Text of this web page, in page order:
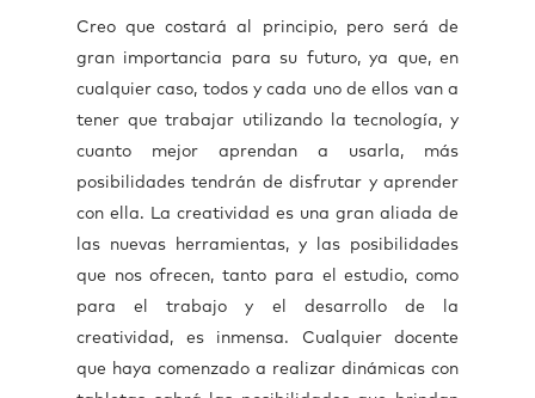
Creo que costará al principio, pero será de
gran importancia para su futuro, ya que, en
cualquier caso, todos y cada uno de ellos van a
tener que trabajar utilizando la tecnología, y
cuanto mejor aprendan a usarla, más
posibilidades tendrán de disfrutar y aprender
con ella. La creatividad es una gran aliada de
las nuevas herramientas, y las posibilidades
que nos ofrecen, tanto para el estudio, como
para el trabajo y el desarrollo de la
creatividad, es inmensa. Cualquier docente
que haya comenzado a realizar dinámicas con